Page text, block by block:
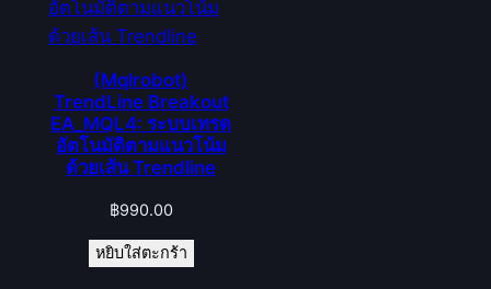
(Mqlrobot)
TrendLine Breakout
EA_MQL4: ระบบเทรด
อัตโนมัติตามแนวโน้ม
ด้วยเส้น Trendline
฿990.00
หยิบใส่ตะกร้า